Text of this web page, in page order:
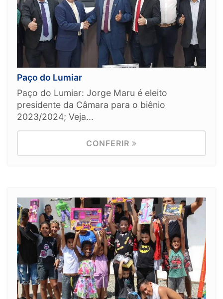
Paço do Lumiar
Paço do Lumiar: Jorge Maru é eleito
presidente da Câmara para o biênio
2023/2024; Veja...
CONFERIR